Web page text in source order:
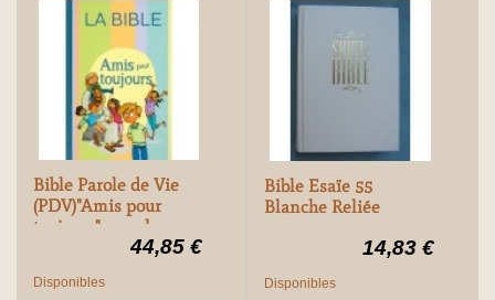
Bible Parole de Vie
(PDV)"Amis pour
toujours" sans les
44,85 €
Disponibles
Bible Esaïe 55
Blanche Reliée
14,83 €
Disponibles